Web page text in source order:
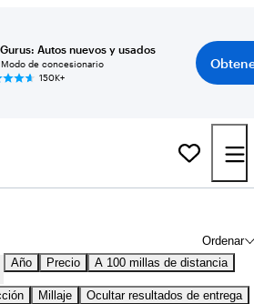
Autos nuevos y usados
de concesionario
150K+
Ordenar
Año Precio A 100 millas de distancia
Millaje
Ocultar resultados de entrega